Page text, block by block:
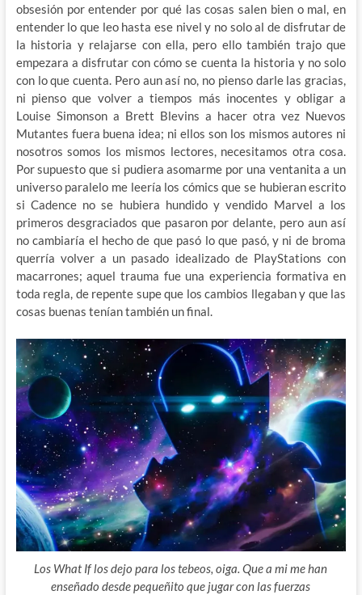
obsesión por entender por qué las cosas salen bien o mal, en
entender lo que leo hasta ese nivel y no solo al de disfrutar de
la historia y relajarse con ella, pero ello también trajo que
empezara a disfrutar con cómo se cuenta la historia y no solo
con lo que cuenta. Pero aun así no, no pienso darle las gracias,
ni pienso que volver a tiempos más inocentes y obligar a
Louise Simonson a Brett Blevins a hacer otra vez Nuevos
Mutantes fuera buena idea; ni ellos son los mismos autores ni
nosotros somos los mismos lectores, necesitamos otra cosa.
Por supuesto que si pudiera asomarme por una ventanita a un
universo paralelo me leería los cómics que se hubieran escrito
si Cadence no se hubiera hundido y vendido Marvel a los
primeros desgraciados que pasaron por delante, pero aun así
no cambiaría el hecho de que pasó lo que pasó, y ni de broma
querría volver a un pasado idealizado de PlayStations con
macarrones; aquel trauma fue una experiencia formativa en
toda regla, de repente supe que los cambios llegaban y que las
cosas buenas tenían también un final.
Los What If los dejo para los tebeos, oiga. Que a mi me han
enseñado desde pequeñito que jugar con las fuerzas